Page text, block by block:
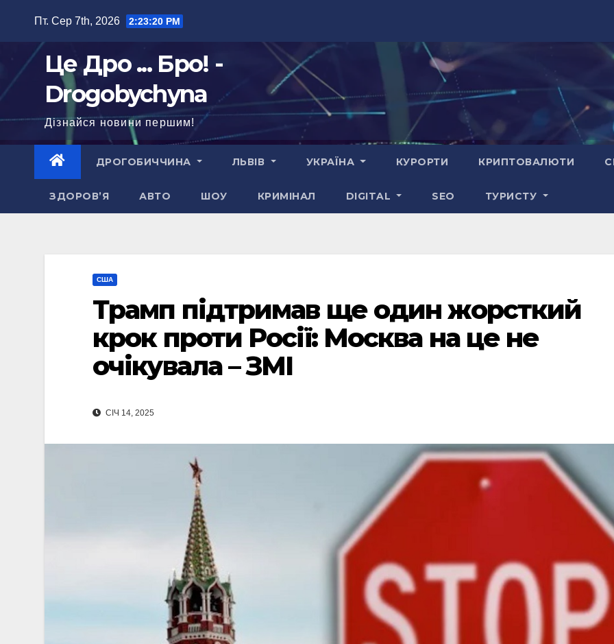
Пт. Сер 7th, 2026 2:23:21 PM
Це Дро ... Бро! -
Drogobychyna
Дізнайся новини першим!
ДРОГОБИЧЧИНА ЛЬВІВ УКРАЇНА КУРОРТИ КРИПТОВАЛЮТИ
ЗДОРОВ’Я АВТО ШОУ КРИМІНАЛ DIGITAL SEO ТУРИСТУ
США
Трамп підтримав ще один жорсткий
крок проти Росії: Москва на це не
очікувала – ЗМІ
СІЧ 14, 2025